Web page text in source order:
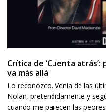
Crítica de ‘Cuenta
va más allá
Lo reconozco. Venía de las
Nolan, pretendidamente y
cuando me parecen las